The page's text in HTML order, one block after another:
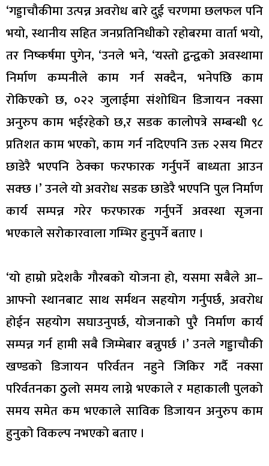
‘गड्डाचौकीमा उत्पन्न अवरोध बारे दुई चरणमा छलफल पनि
भयो, स्थानीय सहित जनप्रतिनिधीको रहोबरमा वार्ता भयो,
तर निष्कर्षमा पुगेन, ‘उनले भने, ‘यस्तो द्वन्द्वको अवस्थामा
निर्माण कम्पनीले काम गर्न सक्दैन, भनेपछि काम
रोकिएको छ, ०२२ जुलाईमा संशोधिन डिजायन नक्सा
अनुरुप काम भईरहेको छ,र सडक कालोपत्रे सम्बन्धी ९८
प्रतिशत काम भएको, काम गर्न नदिएपनि उक्त २सय मिटर
छाडेरै भएपनि ठेक्का फरफारक गर्नुपर्ने बाध्यता आउन
सक्छ ।’ उनले यो अवरोध सडक छाडेरै भएपनि पुल निर्माण
कार्य सम्पन्न गरेर फरफारक गर्नुपर्ने अवस्था सृजना
भएकाले सरोकारवाला गम्भिर हुनुपर्ने बताए ।
‘यो हाम्रो प्रदेशकै गौरबको योजना हो, यसमा सबैले आ–
आफ्नो स्थानबाट साथ सर्मथन सहयोग गर्नुपर्छ, अवरोध
होईन सहयोग सघाउनुपर्छ, योजनाको पुरै निर्माण कार्य
सम्पन्न गर्न हामी सबै जिम्मेबार बन्नुपर्छ ।’ उनले गड्डाचौकी
खण्डको डिजायन परिर्वतन नहुने जिकिर गर्दै नक्सा
परिर्वतनका ठुलो समय लाग्ने भएकाले र महाकाली पुलको
समय समेत कम भएकाले साविक डिजायन अनुरुप काम
हुनुको विकल्प नभएको बताए ।